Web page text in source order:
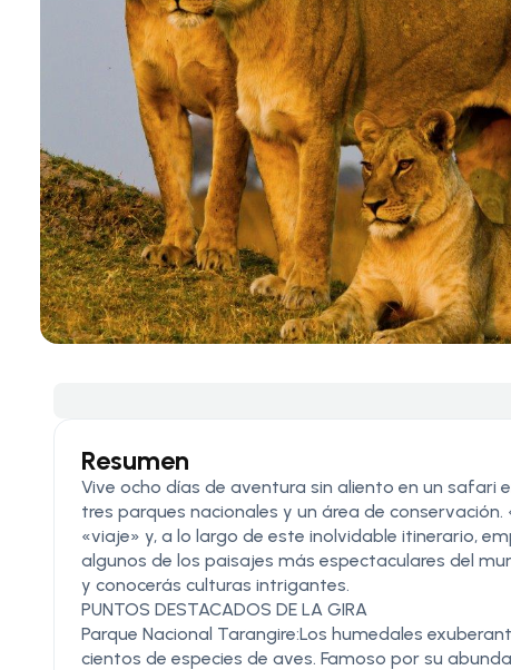
Resumen
Vive ocho días de aventura sin aliento en un safari
tres parques nacionales y un área de
«viaje» y, a lo largo de este inolvidable itinerario,
algunos de los paisajes más espectaculares del
y conocerás culturas intrigantes.
PUNTOS DESTACADOS DE LA GIRA
Parque Nacional Tarangire:Los humedales
cientos de especies de aves. Famoso por su